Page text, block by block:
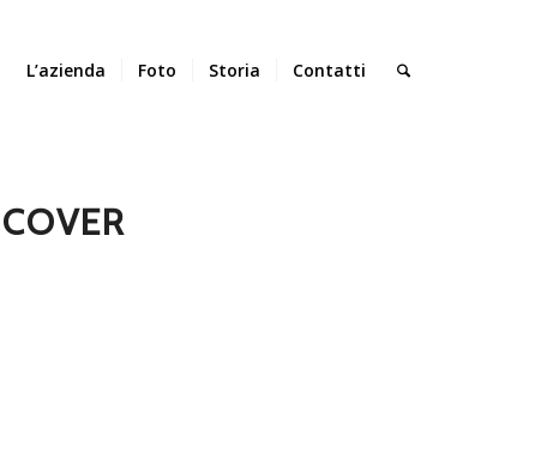
L’azienda Foto Storia Contatti